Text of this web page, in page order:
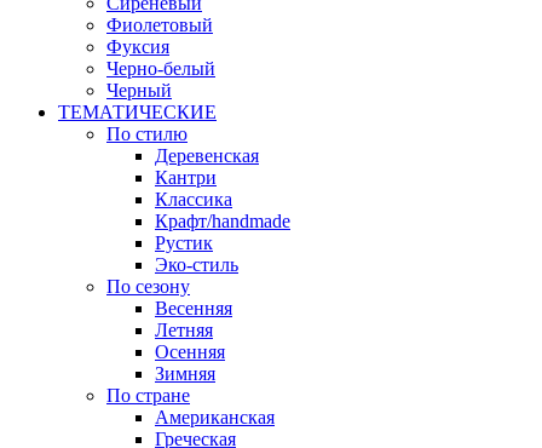
Фиолетовый
Фуксия
Черно-белый
Черный
ТЕМАТИЧЕСКИЕ
По стилю
Деревенская
Кантри
Классика
Крафт/handmade
Рустик
Эко-стиль
По сезону
Весенняя
Летняя
Осенняя
Зимняя
По стране
Американская
Греческая